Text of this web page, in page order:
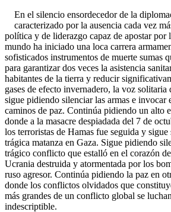
En el silencio ensordecedor de la
caracterizado por la ausencia cada vez
política y de liderazgo capaz de apostar por
mundo ha iniciado una loca carrera
sofisticados instrumentos de muerte sumas
para garantizar dos veces la asistencia
habitantes de la tierra y reducir
gases de efecto invernadero, la voz solitaria
sigue pidiendo silenciar las armas e invocar
caminos de paz. Continúa pidiendo un alto
donde a la masacre despiadada del 7 de
los terroristas de Hamas fue seguida y
trágica matanza en Gaza. Sigue pidiendo
trágico conflicto que estalló en el corazón
Ucrania destruida y atormentada por los
ruso agresor. Continúa pidiendo la paz en
donde los conflictos olvidados que
más grandes de un conflicto global se
indescriptible.